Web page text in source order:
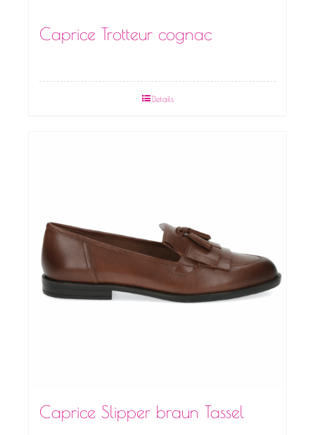
Caprice Trotteur cognac
Details
Caprice Slipper braun Tassel